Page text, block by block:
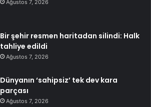
Ağustos 7, 2026
Bir şehir resmen haritadan silindi: Halk
tahliye edildi
Ağustos 7, 2026
Dünyanın ‘sahipsiz’ tek dev kara
parçası
Ağustos 7, 2026